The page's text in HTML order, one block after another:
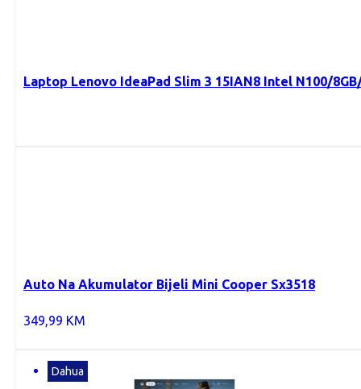
Laptop Lenovo IdeaPad Slim 3 15IAN8 Intel N100/
Auto Na Akumulator Bijeli Mini Cooper Sx3518
349,99 KM
Dahua